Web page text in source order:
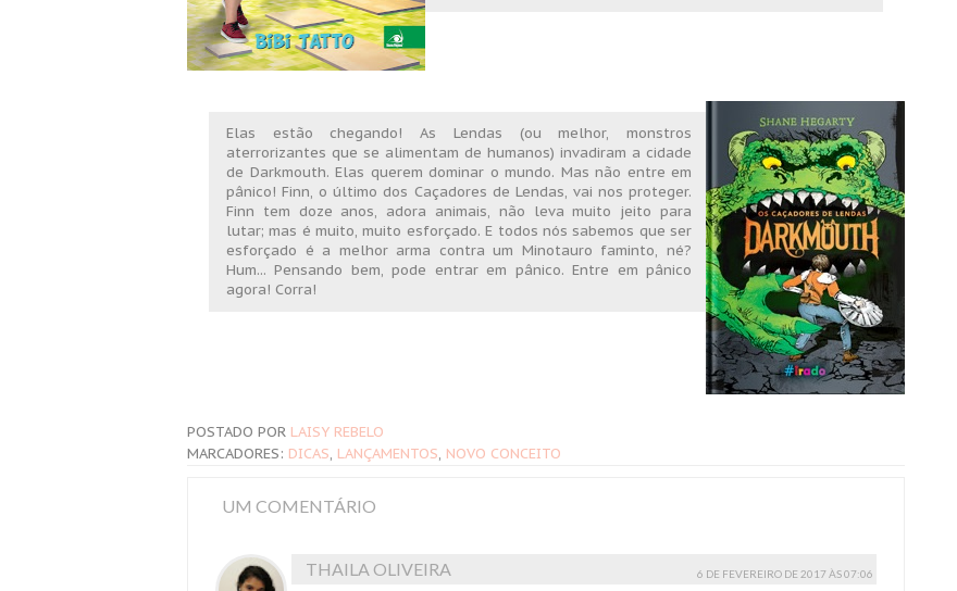
Elas estão chegando! As Lendas (ou melhor, monstros
aterrorizantes que se alimentam de humanos) invadiram a cidade
de Darkmouth. Elas querem dominar o mundo. Mas não entre em
pânico! Finn, o último dos Caçadores de Lendas, vai nos proteger.
Finn tem doze anos, adora animais, não leva muito jeito para
lutar; mas é muito, muito esforçado. E todos nós sabemos que ser
esforçado é a melhor arma contra um Minotauro faminto, né?
Hum... Pensando bem, pode entrar em pânico. Entre em pânico
agora! Corra!
POSTADO POR LAISY REBELO
MARCADORES: DICAS, LANÇAMENTOS, NOVO CONCEITO
UM COMENTÁRIO
THAILA OLIVEIRA 6 DE FEVEREIRO DE 2017 ÀS 07:06